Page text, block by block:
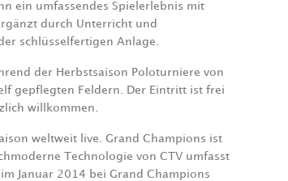
ein umfassendes Spielerlebnis mit
durch Unterricht und
schlüsselfertigen Anlage.
der Herbstsaison Poloturniere von
gepflegten Feldern. Der Eintritt ist frei
willkommen.
weltweit live. Grand Champions ist
Technologie von CTV umfasst
Januar 2014 bei Grand Champions